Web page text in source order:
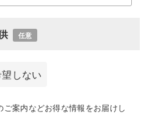
任意
しない
案内などお得な情報をお届けし